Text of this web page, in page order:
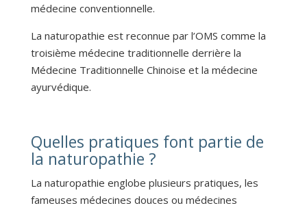
médecine conventionnelle.
La naturopathie est reconnue par l’OMS comme la
troisième médecine traditionnelle derrière la
Médecine Traditionnelle Chinoise et la médecine
ayurvédique.
Quelles pratiques font partie de
la naturopathie ?
La naturopathie englobe plusieurs pratiques, les
fameuses médecines douces ou médecines